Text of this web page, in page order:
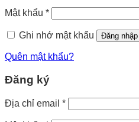
Mật khẩu *
Ghi nhớ mật khẩu Đăng nhập
Quên mật khẩu?
Đăng ký
Địa chỉ email *